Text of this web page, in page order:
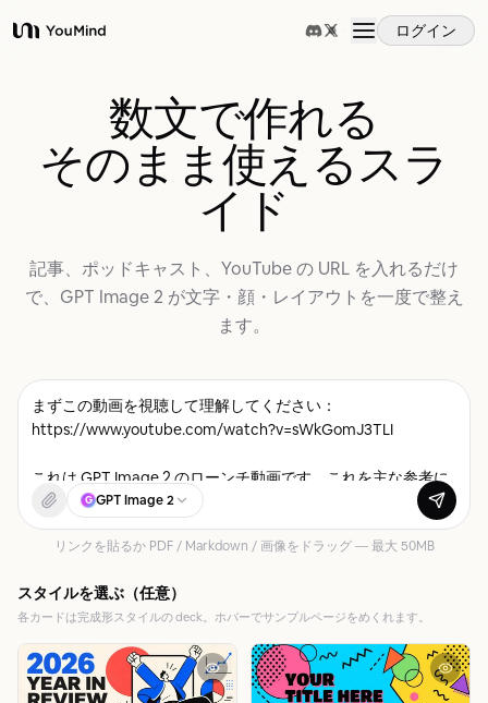
YouMind ログイン
ユースケース
プロンプト
料金
ブログ
更新情報
数文で作れる
そのまま使えるスラ
イド
記事、ポッドキャスト、YouTube の URL を入れるだけ
で、GPT Image 2 が文字・顔・レイアウトを一度で整え
ます。
G GPT Image 2
リンクを貼るか PDF / Markdown / 画像をドラッグ — 最大 50MB
スタイルを選ぶ（任意）
各カードは完成形スタイルの deck。ホバーでサンプルページをめくれます。